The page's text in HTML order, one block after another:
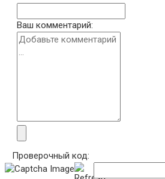
Ваш комментарий:
Проверочный код: